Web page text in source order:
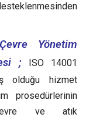
Yönetim
;
ISO 14001
olduğu hizmet
prosedürlerinin
ve atık